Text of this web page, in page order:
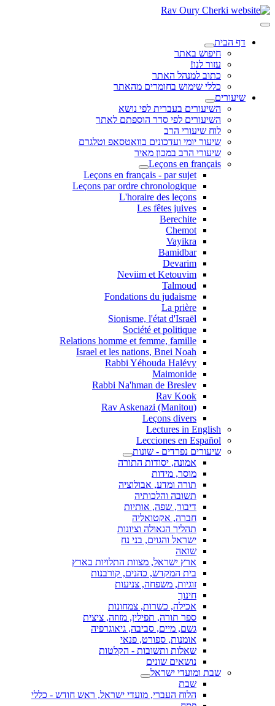
דף הבית
חיפוש באתר
עזור לנו!
כתוב למנהל האתר
כללי שימוש בחומרים מהאתר
שיעורים
השיעורים בעברית לפי נושא
השיעורים לפי סדר הוספתם לאתר
לוח שיעורי הרב
שיעור יומי ועדכונים בוואטסאפ וטלגרם
שיעורי הרב במכון מאיר
Leçons en français
Leçons en français - par sujet
Leçons par ordre chronologique
L'horaire des leçons
Les fêtes juives
Berechite
Chemot
Vayikra
Bamidbar
Devarim
Neviim et Ketouvim
Talmoud
Fondations du judaisme
La prière
Sionisme, l'état d'Israël
Société et politique
Relations homme et femme, famille
Israel et les nations, Bnei Noah
Rabbi Yéhouda Halévy
Maimonide
Rabbi Na'hman de Breslev
Rav Kook
(Rav Askenazi (Manitou
Leçons divers
Lectures in English
Lecciones en Español
שיעורים נפרדים - שונות
אמונה, יסודות התורה
מוסר, מידות
תורה ומדע, אבולוציה
תשובה והלכותיה
דיבור, שפה, אותיות
חברה, אקטואליה
תהליך הגאולה וציונות
ישראל והגוים, בני נח
שואה
ארץ ישראל, מצוות התלויות בארץ
בית המקדש, כהנים, קורבנות
זוגיות, משפחה, צניעות
חינוך
אכילה, כשרות, צמחונות
ספר תורה, תפילין, מזוזה, ציצית
גשם, מיים, סביבה, גיאוגרפיה
אומנות, ספורט, פנאי
שאלות ותשובות - הקלטות
נושאים שונים
שבת ומועדי ישראל
שבת
הלוח העברי, מועדי ישראל, ראש חודש - כללי